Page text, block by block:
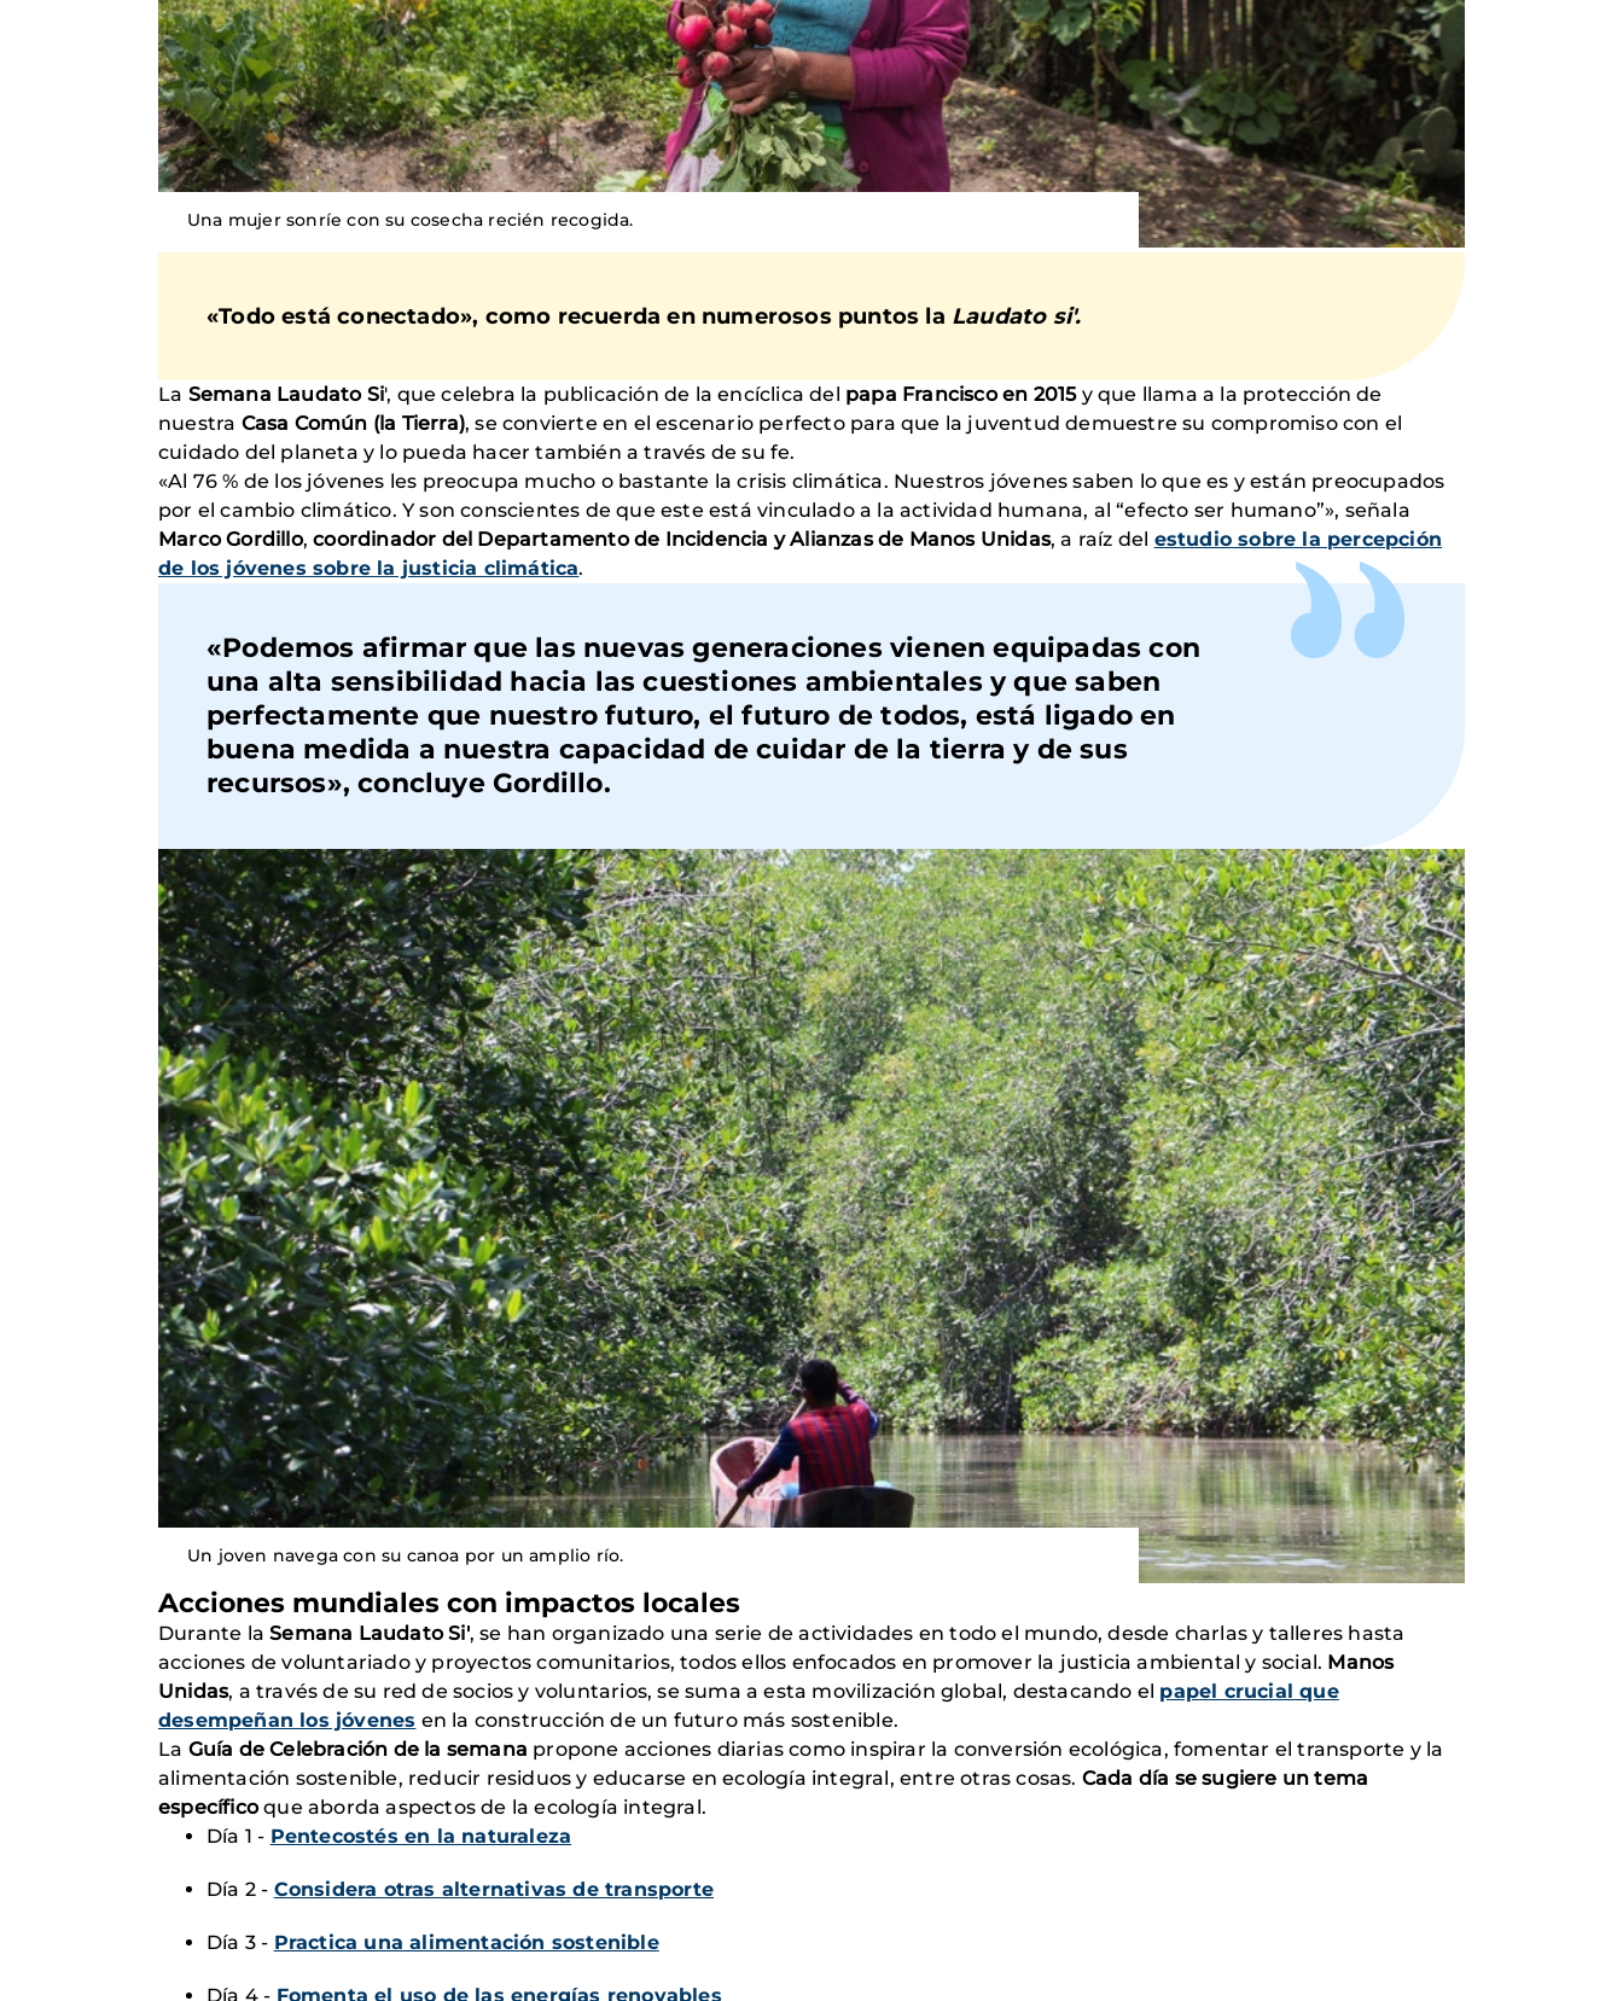
Una mujer sonríe con su cosecha recién recogida.
«Todo está conectado», como recuerda en numerosos puntos la Laudato si'.
La Semana Laudato Si', que celebra la publicación de la encíclica del papa Francisco en 2015y que llama a la protección de
nuestra Casa Común (la Tierra), se convierte en el escenario perfecto para que la juventud demuestre su compromiso con el
cuidado del planeta y lo pueda hacer también a través de su fe.
«Al 76 % de los jóvenes les preocupa mucho o bastante la crisis climática. Nuestros jóvenes saben lo que es y están preocupados
por el cambio climático. Y son conscientes de que este está vinculado a la actividad humana, al “efecto ser humano”», señala
Marco Gordillo,coordinador del Departamento de Incidencia y Alianzas de Manos Unidas, a raíz del estudio sobre la percepción
de los jóvenes sobre la justicia climática.
«Podemos afirmar que las nuevas generaciones vienen equipadas con
una alta sensibilidad hacia las cuestiones ambientales y que saben
perfectamente que nuestro futuro, el futuro de todos, está ligado en
buena medida a nuestra capacidad de cuidar de la tierra y de sus
recursos», concluyeGordillo.
Un joven navega con su canoa por un amplio río.
Acciones mundiales con impactos locales
Durante laSemana Laudato Si', se han organizado una serie de actividades en todo el mundo, desde charlas y talleres hasta
acciones de voluntariado y proyectos comunitarios, todos ellos enfocados en promover la justicia ambiental y social. Manos
Unidas, a través de su red de socios y voluntarios, se suma a esta movilización global, destacando el papel crucial que
desempeñan los jóvenes en la construcción de un futuro más sostenible.
La Guía de Celebración de la semana propone acciones diarias como inspirar la conversión ecológica, fomentar el transporte y la
alimentación sostenible, reducir residuos y educarse en ecología integral, entre otras cosas. Cada día se sugiere un tema
específicoque aborda aspectos de la ecología integral.
Día 1 - Pentecostés en la naturaleza
Día 2 - Considera otras alternativas de transporte
Día 3 - Practica una alimentación sostenible
Día 4 - Fomenta el uso de las energías renovables